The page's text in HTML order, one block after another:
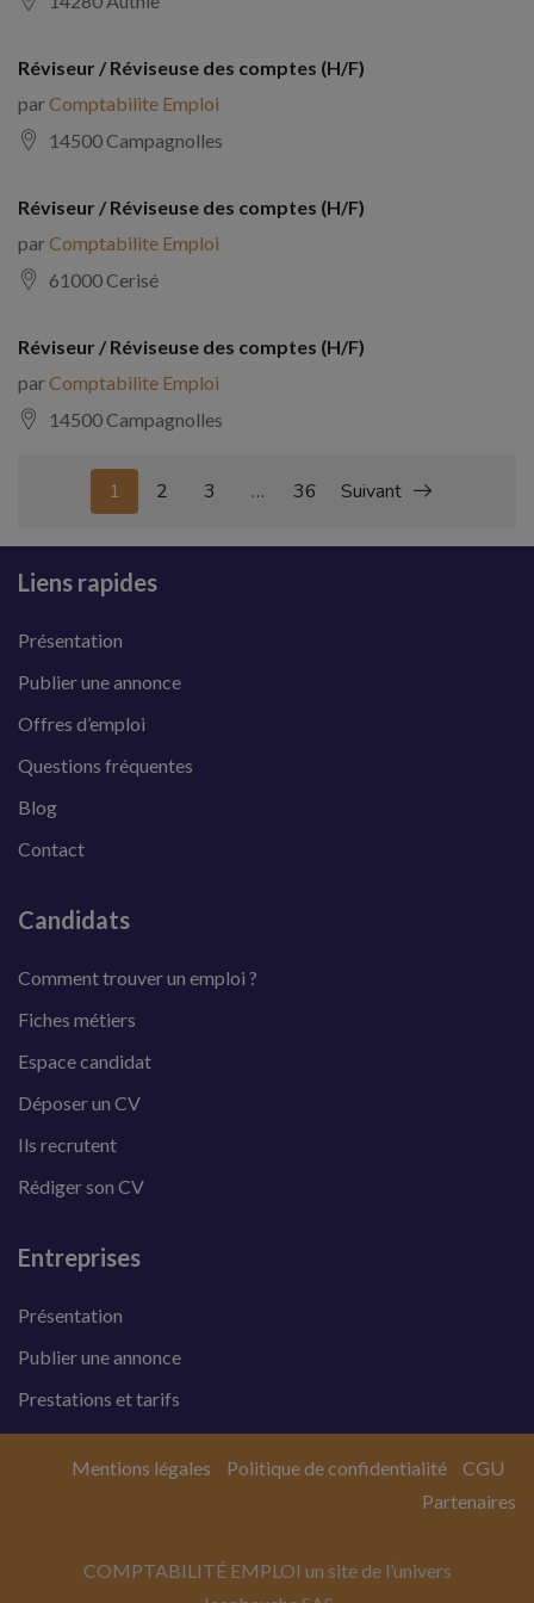
Réviseur / Réviseuse des comptes (H/F)
parComptabilite Emploi
14500 Campagnolles
Réviseur / Réviseuse des comptes (H/F)
parComptabilite Emploi
61000 Cerisé
Réviseur / Réviseuse des comptes (H/F)
parComptabilite Emploi
14500 Campagnolles
1 2 3 … 36 Suivant
Liens rapides
Présentation
Publier une annonce
Offres d’emploi
Questions fréquentes
Blog
Contact
Candidats
Comment trouver un emploi ?
Fiches métiers
Espace candidat
Déposer un CV
Ils recrutent
Rédiger son CV
Entreprises
Présentation
Publier une annonce
Prestations et tarifs
COMPTABILITÉ EMPLOI un site de l’univers
Mentions légales Politique de confidentialité
CGU
Partenaires